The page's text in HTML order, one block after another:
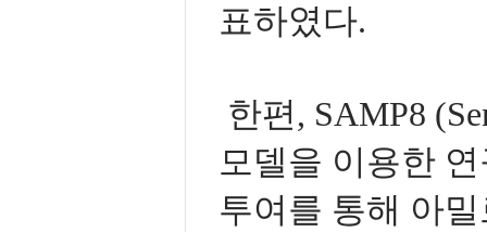
표하였다.
한편, SAMP8
모델을 이용한
투여를 통해 아